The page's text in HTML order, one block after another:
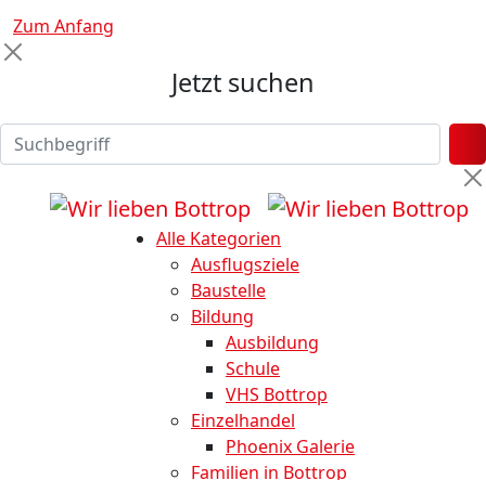
Zum Anfang
Jetzt suchen
Alle Kategorien
Ausflugsziele
Baustelle
Bildung
Ausbildung
Schule
VHS Bottrop
Einzelhandel
Phoenix Galerie
Familien in Bottrop